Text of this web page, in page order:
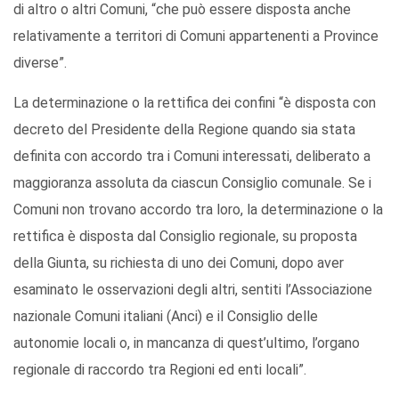
di altro o altri Comuni, “che può essere disposta anche
relativamente a territori di Comuni appartenenti a Province
diverse”.
La determinazione o la rettifica dei confini “è disposta con
decreto del Presidente della Regione quando sia stata
definita con accordo tra i Comuni interessati, deliberato a
maggioranza assoluta da ciascun Consiglio comunale. Se i
Comuni non trovano accordo tra loro, la determinazione o la
rettifica è disposta dal Consiglio regionale, su proposta
della Giunta, su richiesta di uno dei Comuni, dopo aver
esaminato le osservazioni degli altri, sentiti l’Associazione
nazionale Comuni italiani (Anci) e il Consiglio delle
autonomie locali o, in mancanza di quest’ultimo, l’organo
regionale di raccordo tra Regioni ed enti locali”.